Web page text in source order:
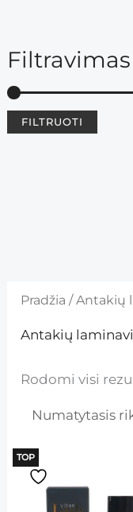
Filtravimas
FILTRUOTI
Pradžia / Antakių
Antakių
Rodomi visi
TOP